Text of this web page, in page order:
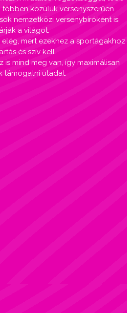
közülük versenyszerűen
nemzetközi versenybíróként is
a világot.
mert ezekhez a sportágakhoz
és szív kell.
is mind meg van, így maximálisan
támogatni utadat.